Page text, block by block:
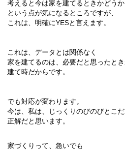
考えると今は家を建てるときかどうか
という点が気になるところですが、
これは、明確にYESと言えます。
これは、データとは関係なく
家を建てるのは、必要だと思ったと
建て時だからです。
でも対応が変わります。
今は、私は、じっくりのびのびとこ
正解だと思います。
家づくりって、急いでも